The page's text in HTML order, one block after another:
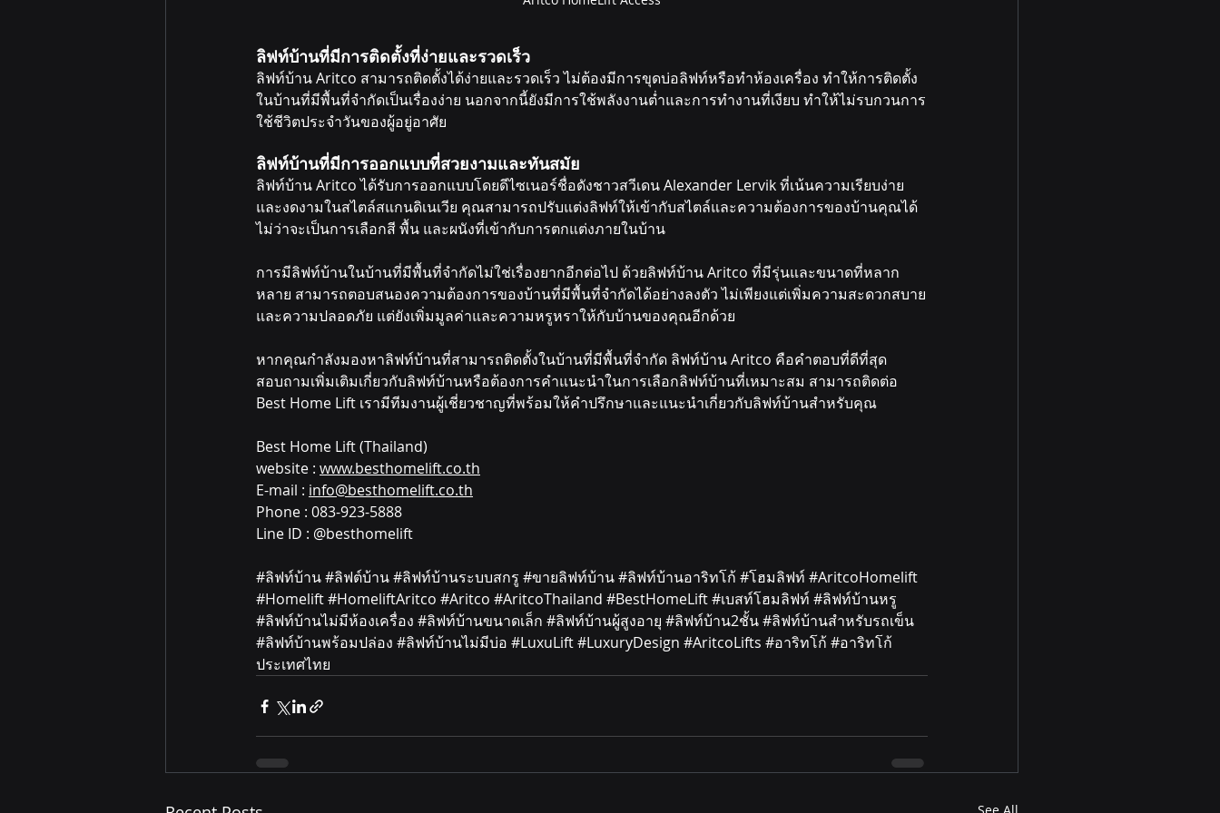
ลิฟท์บ้านที่มีการติดตั้งที่ง่ายและรวดเร็ว
ลิฟท์บ้าน Aritco สามารถติดตั้งได้ง่ายและรวดเร็ว ไม่ต้องมีการขุดบ่อลิฟท์หรือทำห้องเครื่อง ทำให้การติดตั้ง
ในบ้านที่มีพื้นที่จำกัดเป็นเรื่องง่าย นอกจากนี้ยังมีการใช้พลังงานต่ำและการทำงานที่เงียบ ทำให้ไม่รบกวนการ
ใช้ชีวิตประจำวันของผู้อยู่อาศัย
ลิฟท์บ้านที่มีการออกแบบที่สวยงามและทันสมัย
ลิฟท์บ้าน Aritco ได้รับการออกแบบโดยดีไซเนอร์ชื่อดังชาวสวีเดน Alexander Lervik ที่เน้นความเรียบง่าย
และงดงามในสไตล์สแกนดิเนเวีย คุณสามารถปรับแต่งลิฟท์ให้เข้ากับสไตล์และความต้องการของบ้านคุณได้
ไม่ว่าจะเป็นการเลือกสี พื้น และผนังที่เข้ากับการตกแต่งภายในบ้าน
การมีลิฟท์บ้านในบ้านที่มีพื้นที่จำกัดไม่ใช่เรื่องยากอีกต่อไป ด้วยลิฟท์บ้าน Aritco ที่มีรุ่นและขนาดที่หลาก
หลาย สามารถตอบสนองความต้องการของบ้านที่มีพื้นที่จำกัดได้อย่างลงตัว ไม่เพียงแต่เพิ่มความสะดวกสบาย
และความปลอดภัย แต่ยังเพิ่มมูลค่าและความหรูหราให้กับบ้านของคุณอีกด้วย
หากคุณกำลังมองหาลิฟท์บ้านที่สามารถติดตั้งในบ้านที่มีพื้นที่จำกัด ลิฟท์บ้าน Aritco คือคำตอบที่ดีที่สุด
สอบถามเพิ่มเติมเกี่ยวกับลิฟท์บ้านหรือต้องการคำแนะนำในการเลือกลิฟท์บ้านที่เหมาะสม สามารถติดต่อ
Best Home Lift เรามีทีมงานผู้เชี่ยวชาญที่พร้อมให้คำปรึกษาและแนะนำเกี่ยวกับลิฟท์บ้านสำหรับคุณ
Best Home Lift (Thailand)
website : www.besthomelift.co.th
E-mail : info@besthomelift.co.th
Phone : 083-923-5888
Line ID : @besthomelift
#ลิฟท์บ้าน #ลิฟต์บ้าน #ลิฟท์บ้านระบบสกรู #ขายลิฟท์บ้าน #ลิฟท์บ้านอาริทโก้ #โฮมลิฟท์ #AritcoHomelift
#Homelift#HomeliftAritco #Aritco #AritcoThailand #BestHomeLift#เบสท์โฮมลิฟท์ #ลิฟท์บ้านหรู
#ลิฟท์บ้านไม่มีห้องเครื่อง #ลิฟท์บ้านขนาดเล็ก #ลิฟท์บ้านผู้สูงอายุ #ลิฟท์บ้าน2ชั้น #ลิฟท์บ้านสำหรับรถเข็น
#ลิฟท์บ้านพร้อมปล่อง #ลิฟท์บ้านไม่มีบ่อ #LuxuLift#LuxuryDesign #AritcoLifts #อาริทโก้ #อาริทโก้
ประเทศไทย